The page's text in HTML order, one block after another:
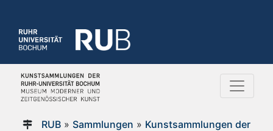
RUB» Sammlungen » Kunstsammlungen der